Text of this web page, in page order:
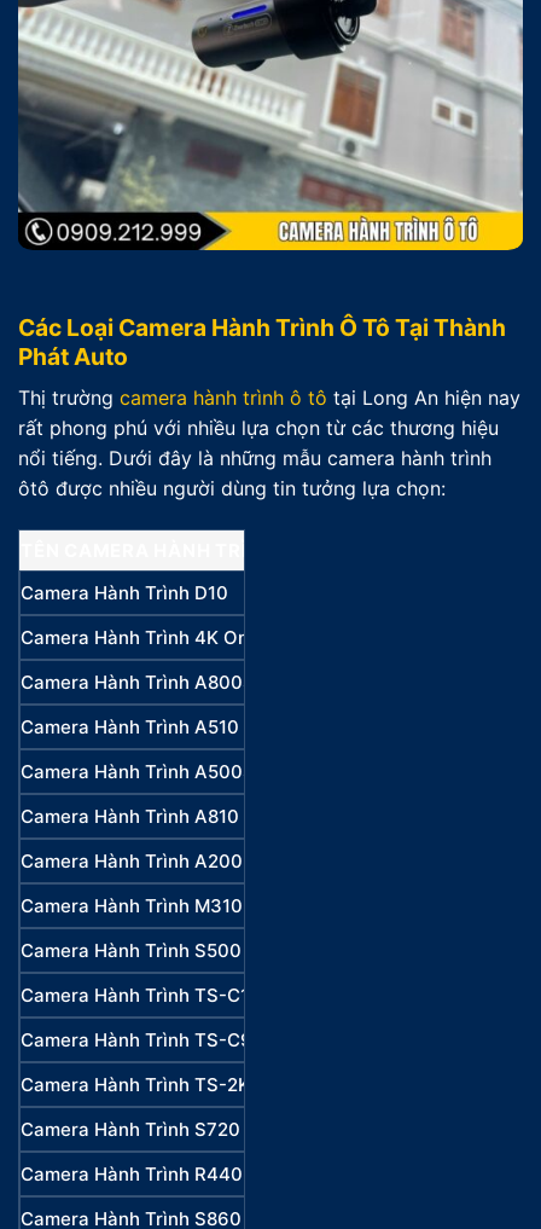
Các Loại Camera Hành Trình Ô Tô Tại Thành
Phát Auto
Thị trường camera hành trình ô tô tại Long An hiện nay
rất phong phú với nhiều lựa chọn từ các thương hiệu
nổi tiếng. Dưới đây là những mẫu camera hành trình
ôtô được nhiều người dùng tin tưởng lựa chọn:
Camera Hành Trình D10
Camera Hành Trình 4K Omni
Camera Hành Trình A800SE
Camera Hành Trình A510
Camera Hành Trình A500S
Camera Hành Trình A810
Camera Hành Trình A200
Camera Hành Trình M310
Camera Hành Trình S500
Camera Hành Trình TS-C1
Camera Hành Trình TS-C9P
Camera Hành Trình TS-2K Lite
Camera Hành Trình S720
Camera Hành Trình R440
Camera Hành Trình S860